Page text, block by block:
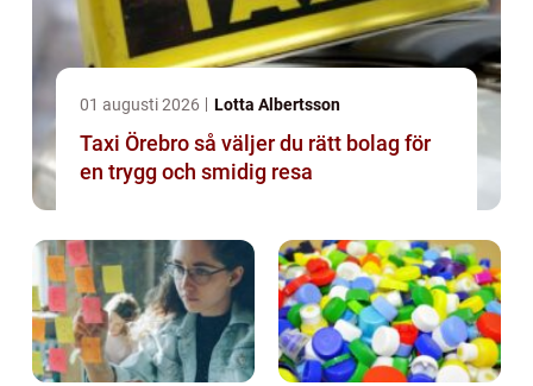
01 augusti 2026 Lotta Albertsson
Taxi Örebro så väljer du rätt bolag för
en trygg och smidig resa